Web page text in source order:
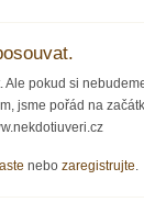
Ale pokud si
jsme pořád na
nebo zaregistrujte